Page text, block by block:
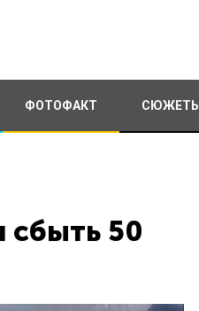
ФОТОФАКТ СЮЖЕТЫ
сбыть 50